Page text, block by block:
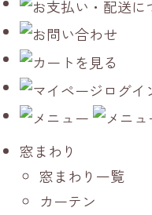
窓まわり
窓まわり一覧
カーテン